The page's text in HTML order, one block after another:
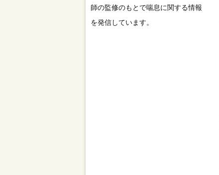
師の監修のもとで喘息に関する情報
を発信しています。